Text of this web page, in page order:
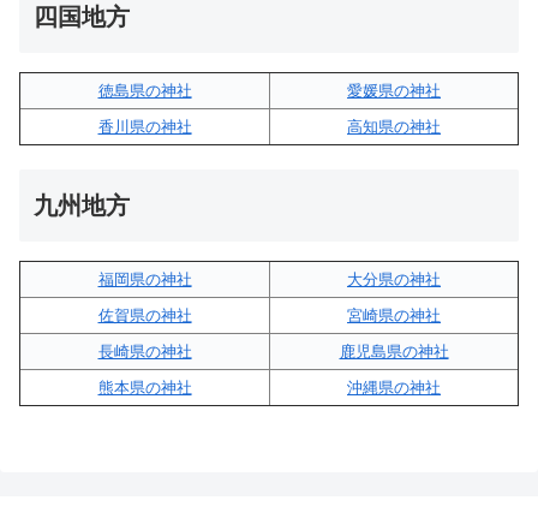
四国地方
徳島県の神社
愛媛県の神社
香川県の神社
高知県の神社
九州地方
福岡県の神社
大分県の神社
佐賀県の神社
宮崎県の神社
長崎県の神社
鹿児島県の神社
熊本県の神社
沖縄県の神社